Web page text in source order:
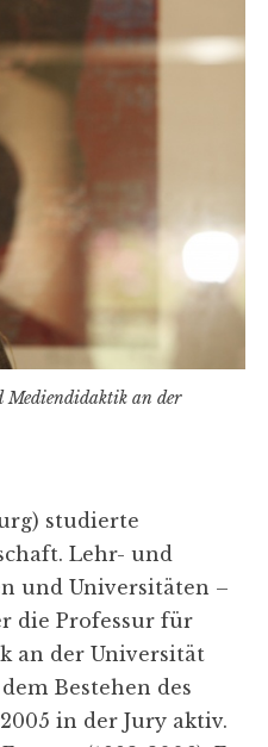
Mediendidaktik an der
studierte
Lehr- und
und Universitäten –
die Professur für
an der Universität
Bestehen des
in der Jury aktiv.